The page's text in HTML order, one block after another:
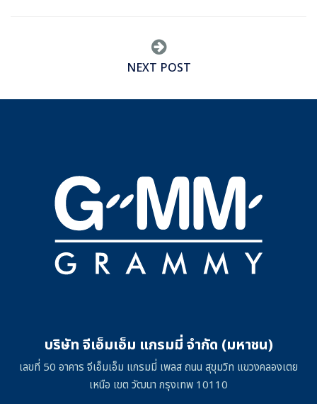
NEXT POST
บริษัท จีเอ็มเอ็ม แกรมมี่ จำกัด (มหาชน)
เลขที่ 50 อาคาร จีเอ็มเอ็ม แกรมมี่ เพลส ถนน สุขุมวิท แขวงคลองเตย
เหนือ เขต วัฒนา กรุงเทพ 10110